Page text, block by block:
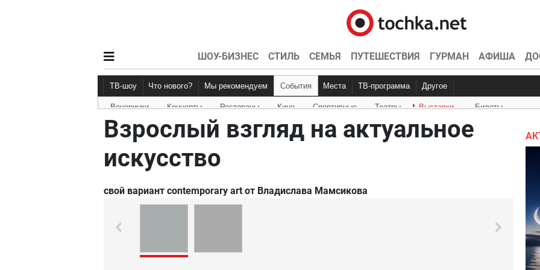
ШОУ-БИЗНЕС СТИЛЬ СЕМЬЯ ПУТЕШЕСТВИЯ ГУРМАН АФИША
ТВ-шоу Что нового?
Новости афиши Рецензии Куда пойти Точка контроля Интервью Эксклюзив
Мы рекомендуем События Места ТВ-программа Другое
Конкурсы Видео
Вечеринки Концерты Рестораны Кино Спортивные Театры Выставки Билеты
Взрослый взгляд на актуальное
искусство
свой вариант contemporary art от Владислава Мамсикова